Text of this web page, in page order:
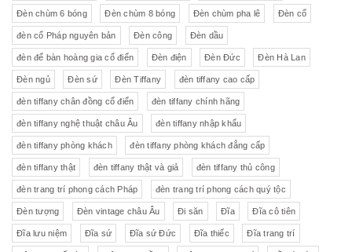
Đèn chùm 6 bóng Đèn chùm 8 bóng Đèn chùm pha lê Đèn cổ
đèn cổ Pháp nguyên bản Đèn công Đèn dầu
đèn để bàn hoàng gia cổ điển Đèn điện Đèn Đức Đèn Hà Lan
Đèn ngủ Đèn sứ Đèn Tiffany đèn tiffany cao cấp
đèn tiffany chân đồng cổ điển đèn tiffany chính hãng
đèn tiffany nghệ thuật châu Âu đèn tiffany nhập khẩu
đèn tiffany phòng khách đèn tiffany phòng khách đẳng cấp
đèn tiffany thật đèn tiffany thật và giả đèn tiffany thủ công
đèn trang trí phong cách Pháp đèn trang trí phong cách quý tộc
Đèn tượng Đèn vintage châu Âu Đi săn Đĩa Đĩa cô tiên
Đĩa lưu niệm Đĩa sứ Đĩa sứ Đức Đĩa thiếc Đĩa trang trí